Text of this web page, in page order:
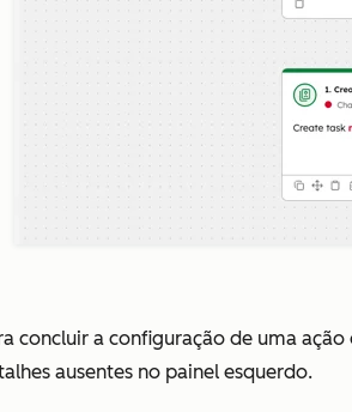
concluir a configuração de uma
ausentes no painel esquerdo.